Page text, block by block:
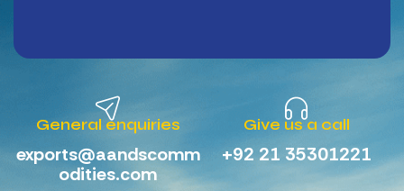
General enquiries
exports@aandscomm
odities.com
Give us a call
+92 21 35301221